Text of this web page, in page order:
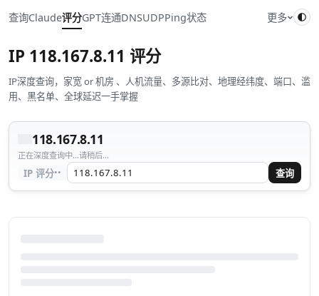
查询Claude评分GPT连通DNSUDPPing状态 更多
IP 118.167.8.11 评分
IP深度查询，家宽 or 机房 、人机流量、多源比对、地理经纬度、端口、滥
用、黑名单、全球延迟一手掌握
118.167.8.11
正在深度查询中...请稍后...
IP 评分·· 查询